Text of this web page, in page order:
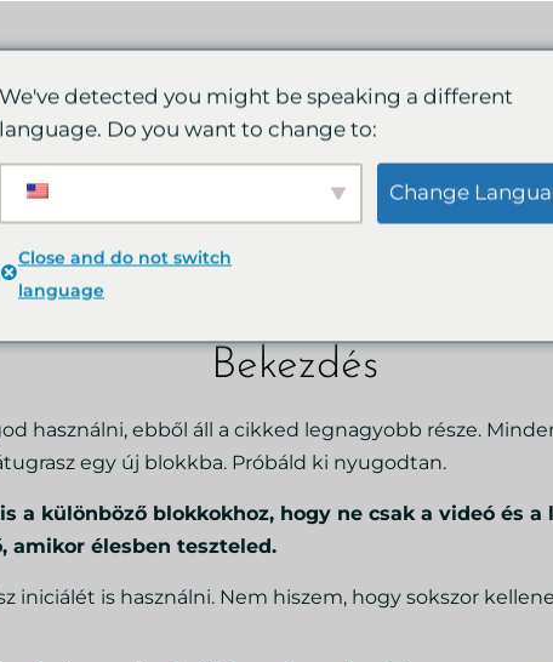
kb. ilyen hosszú 3
hogy bemutassa a blogbejegyzésekben rejlő
opciókat, megoldásokat. Nézd meg te is, hogy miket
a munka.
Bekezdés
használni, ebből áll a cikked legnagyobb része.
egy új blokkba. Próbáld ki nyugodtan.
a különböző blokkokhoz, hogy ne csak a videó és
amikor élesben teszteled.
iniciálét is használni. Nem hiszem, hogy sokszor
We've detected you might be speaking a different
language. Do you want to change to:
Change
Close and do not switch
language